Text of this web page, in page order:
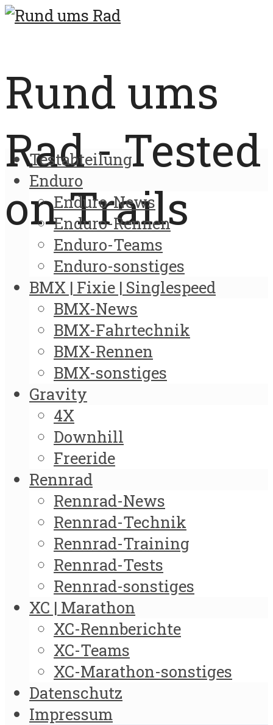
Rund ums
Rad - Tested
on Trails
Testabteilung
Enduro
Enduro-News
Enduro-Rennen
Enduro-Teams
Enduro-sonstiges
BMX | Fixie | Singlespeed
BMX-News
BMX-Fahrtechnik
BMX-Rennen
BMX-sonstiges
Gravity
4X
Downhill
Freeride
Rennrad
Rennrad-News
Rennrad-Technik
Rennrad-Training
Rennrad-Tests
Rennrad-sonstiges
XC | Marathon
XC-Rennberichte
XC-Teams
XC-Marathon-sonstiges
Datenschutz
Impressum